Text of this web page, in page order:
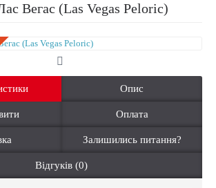
Вегас (Las Vegas Peloric)
Опис
Оплата
Залишились питання?
Відгуків (0)